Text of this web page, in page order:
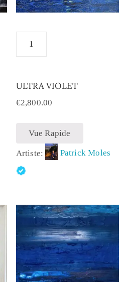
ULTRA VIOLET
€2,800.00
Vue Rapide
Artiste: Patrick Moles